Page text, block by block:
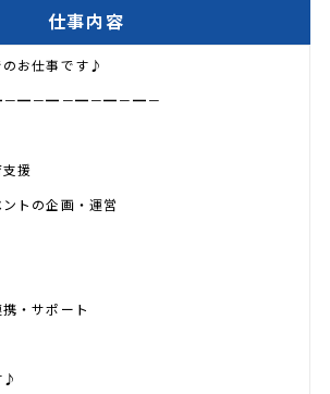
仕事内容
のお仕事です♪
━－━－━－━－━－
援
トの企画・運営
・サポート
♪